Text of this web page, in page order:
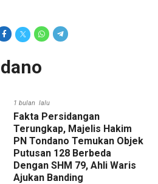
1 bulan lalu
Fakta Persidangan
Terungkap, Majelis Hakim
PN Tondano Temukan Objek
Putusan 128 Berbeda
Dengan SHM 79, Ahli Waris
Ajukan Banding